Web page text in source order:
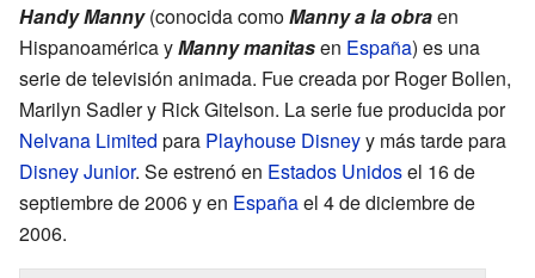
Handy Manny(conocida comoManny a la obraen
Hispanoamérica yManny manitasen España) es una
serie de televisión animada. Fue creada por Roger Bollen,
Marilyn Sadler y Rick Gitelson. La serie fue producida por
Nelvana Limited para Playhouse Disneyy más tarde para
Disney Junior. Se estrenó en Estados Unidosel 16 de
septiembre de 2006 y en Españael 4 de diciembre de
2006.